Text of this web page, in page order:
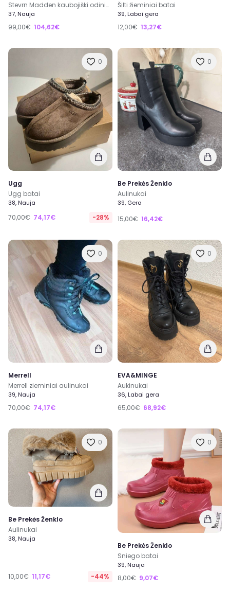
Stevrn Madden kaubojiški odiniai batai
37, Nauja
99,00€ 104,62€
Šilti žieminiai batai
39, Labai gera
12,00€ 13,27€
0
Ugg
Ugg batai
38, Nauja
70,00€ 74,17€ -28%
0
Be Prekės Ženklo
Aulinukai
39, Gera
15,00€ 16,42€
0
Merrell
Merrell zieminiai aulinukai
39, Nauja
70,00€ 74,17€
0
EVA&MINGE
Aukinukai
36, Labai gera
65,00€ 68,92€
0
Be Prekės Ženklo
Aulinukai
38, Nauja
10,00€ 11,17€ -44%
0
Be Prekės Ženklo
Sniego batai
39, Nauja
8,00€ 9,07€